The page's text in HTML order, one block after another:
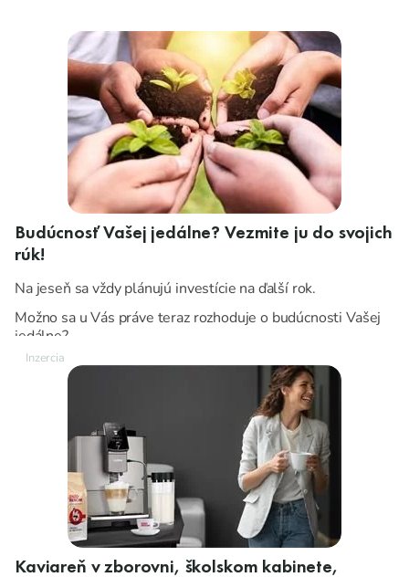
Budúcnosť Vašej jedálne? Vezmite ju do svojich
rúk!
Na jeseň sa vždy plánujú investície na ďalší rok.
Možno sa u Vás práve teraz rozhoduje o budúcnosti Vašej
jedálne?
Kaviareň v zborovni, školskom kabinete,